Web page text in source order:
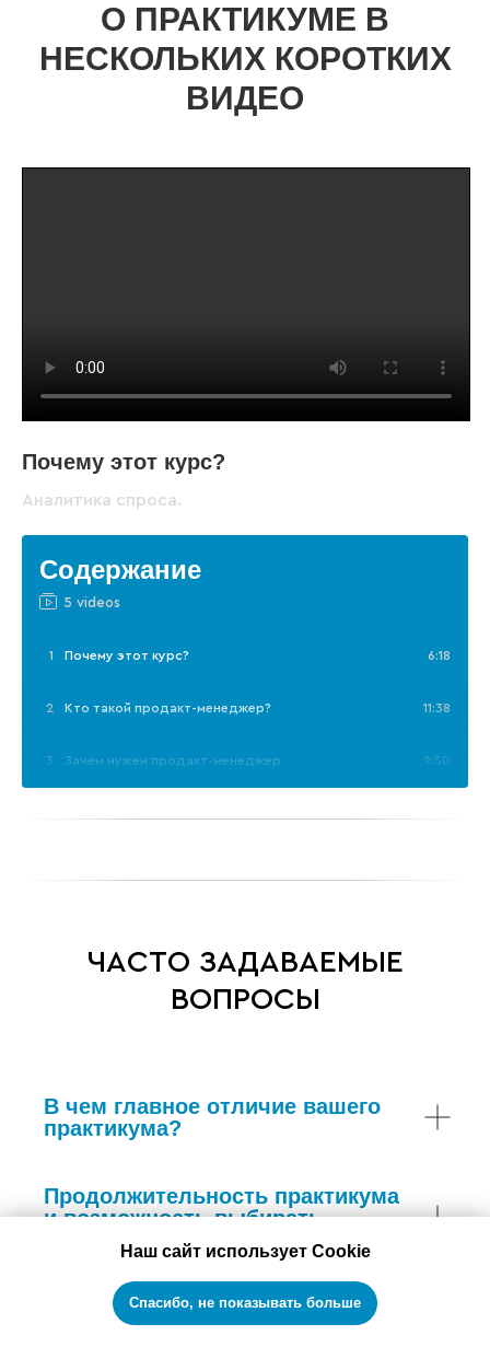
О ПРАКТИКУМЕ В
НЕСКОЛЬКИХ КОРОТКИХ
ВИДЕО
Содержание
5 videos
1 Почему этот курс? 6:18
2 Кто такой продакт-менеджер? 11:38
3 Зачем нужен продакт-менеджер 9:50
Результаты. Условия. Выгоды
Почему этот курс?
Аналитика спроса.
ЧАСТО ЗАДАВАЕМЫЕ
ВОПРОСЫ
В чем главное отличие вашего
практикума?
Продолжительность практикума
и возможность выбирать
интересующие темы
Сколько сотрудников можно
привлечь на практикум
Наш сайт использует Cookie
Спасибо, не показывать больше